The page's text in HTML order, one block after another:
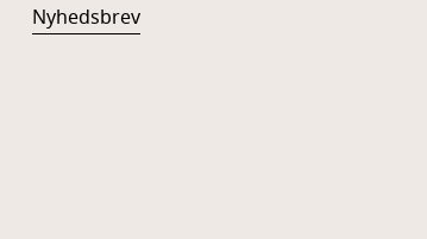
Nyhedsbrev